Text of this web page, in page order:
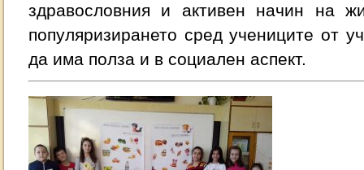
здравословния и активен начин на
популяризирането сред учениците от
да има полза и в социален аспект.